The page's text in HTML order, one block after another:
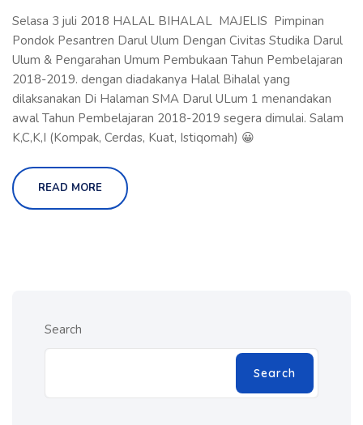
Selasa 3 juli 2018 HALAL BIHALAL MAJELIS Pimpinan
Pondok Pesantren Darul Ulum Dengan Civitas Studika Darul
Ulum & Pengarahan Umum Pembukaan Tahun Pembelajaran
2018-2019. dengan diadakanya Halal Bihalal yang
dilaksanakan Di Halaman SMA Darul ULum 1 menandakan
awal Tahun Pembelajaran 2018-2019 segera dimulai. Salam
K,C,K,I (Kompak, Cerdas, Kuat, Istiqomah) 😀
READ MORE
Search
Search